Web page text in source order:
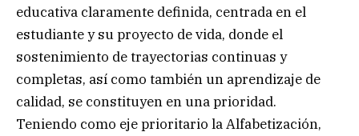
educativa claramente definida, centrada en el
estudiante y su proyecto de vida, donde el
sostenimiento de trayectorias continuas y
completas, así como también un aprendizaje de
calidad, se constituyen en una prioridad.
Teniendo como eje prioritario la Alfabetización,